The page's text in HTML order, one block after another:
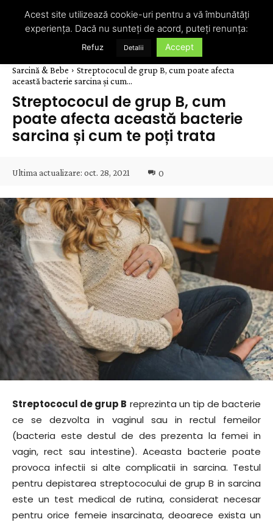
Sarcină & Bebe
Streptococul de grup B, cum poate afecta
această bacterie sarcina și cum...
Streptococul de grup B, cum
poate afecta această bacterie
sarcina și cum te poți trata
Ultima actualizare: oct. 28, 2021 0
Streptococul de grup B reprezinta un tip de bacterie
ce se dezvolta in vaginul sau in rectul femeilor
(bacteria este destul de des prezenta la femei in
vagin, rect sau intestine). Aceasta bacterie poate
provoca infectii si alte complicatii in sarcina. Testul
pentru depistarea streptococului de grup B in sarcina
este un test medical de rutina, considerat necesar
pentru orice femeie insarcinata, deoarece exista un
Acest site utilizează cookie-uri pentru a vă îmbunătăți
experiența. Dacă nu sunteți de acord, puteți renunța:
Refuz Detalii Accept